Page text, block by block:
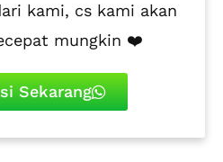
kami, cs kami akan
mungkin ❤️
Sekarang